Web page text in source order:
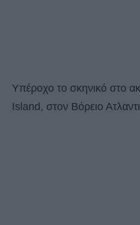
Υπέροχο το σκηνικό στο
Island, στον Βόρειο